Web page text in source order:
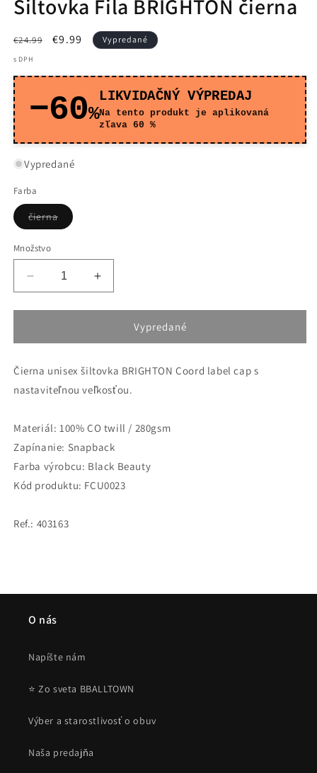
Šiltovka Fila BRIGHTON čierna
Normálna
cena
€24.99
Cena
zľave
€9.99 Vypredané
s DPH
−60%
LIKVIDAČNÝ VÝPREDAJ
Na tento produkt je aplikovaná
zľava 60 %
Vypredané
Farba
čiernaVariant
je
Množstvo
množstvo
pre
Fila
čierna
Zvýšiť
množstvo
pre
Šiltovka
Fila
čierna
Vypredané
Čierna unisex šiltovka BRIGHTON Coord label cap s
nastaviteľnou veľkosťou.
Materiál: 100% CO twill / 280gsm
Zapínanie: Snapback
Farba výrobcu: Black Beauty
Kód produktu: FCU0023
Ref.: 403163
O nás
Napíšte nám
⭐ Zo sveta BBALLTOWN
Výber a starostlivosť o obuv
Naša predajňa